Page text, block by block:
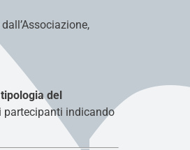
tipologia del
partecipanti indicando